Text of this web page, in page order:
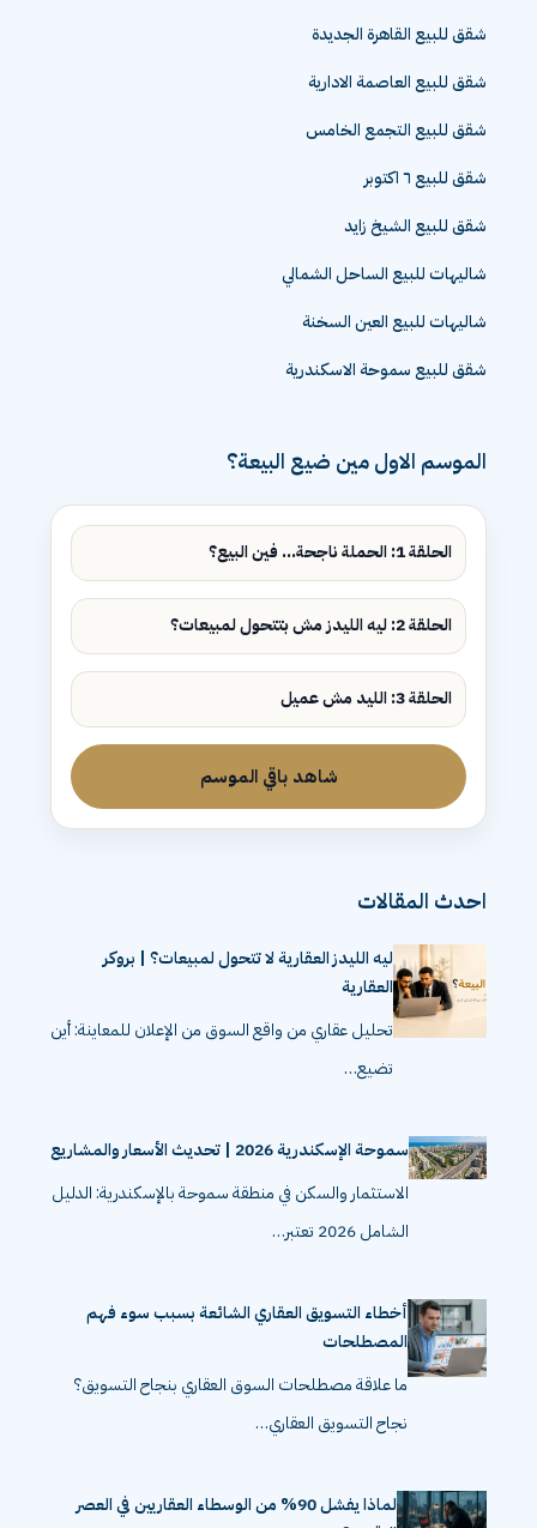
شقق للبيع القاهرة الجديدة
شقق للبيع العاصمة الادارية
شقق للبيع التجمع الخامس
شقق للبيع ٦ اكتوبر
شقق للبيع الشيخ زايد
شاليهات للبيع الساحل الشمالي
شاليهات للبيع العين السخنة
شقق للبيع سموحة الاسكندرية
الموسم الاول مين ضيع البيعة؟
الحلقة 1: الحملة ناجحة... فين البيع؟
الحلقة 2: ليه الليدز مش بتتحول لمبيعات؟
الحلقة 3: الليد مش عميل
شاهد باقي الموسم
احدث المقالات
ليه الليدز العقارية لا تتحول لمبيعات؟ | بروكر
العقارية
تحليل عقاري من واقع السوق من الإعلان للمعاينة: أين
تضيع…
سموحة الإسكندرية 2026 | تحديث الأسعار والمشاريع
الاستثمار والسكن في منطقة سموحة بالإسكندرية: الدليل
الشامل 2026 تعتبر…
أخطاء التسويق العقاري الشائعة بسبب سوء فهم
المصطلحات
ما علاقة مصطلحات السوق العقاري بنجاح التسويق؟
نجاح التسويق العقاري…
لماذا يفشل 90% من الوسطاء العقاريين في العصر